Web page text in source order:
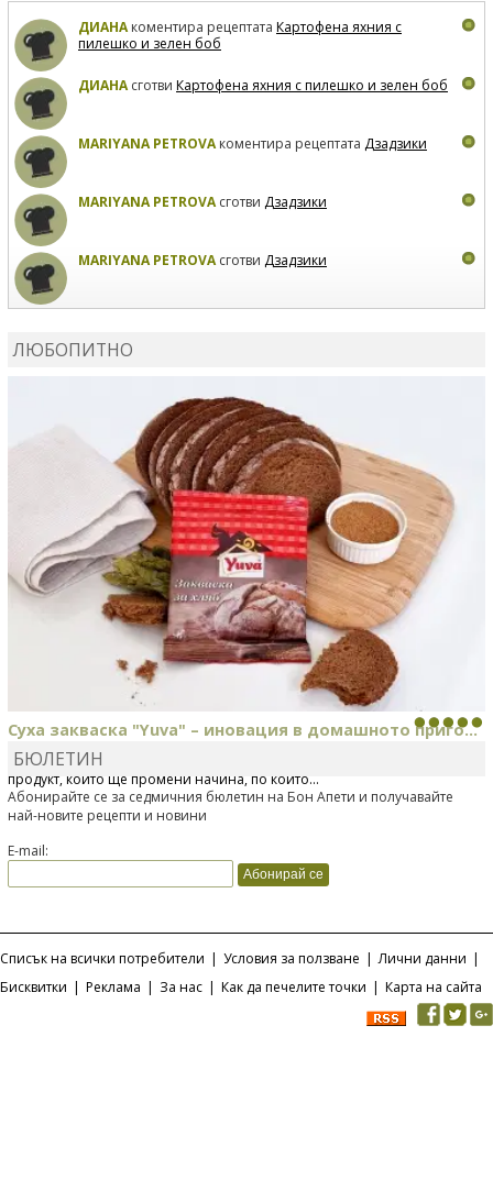
ДИАНАкоментира рецептата Картофена яхния с
пилешко и зелен боб
ДИАНАсготви Картофена яхния с пилешко и зелен боб
MARIYANA PETROVAкоментира рецептата Дзадзики
MARIYANA PETROVAсготви Дзадзики
MARIYANA PETROVAсготви Дзадзики
ЛЮБОПИТНО
Суха закваска "Yuva" – иновация в домашното приго...
Отскоро Лесафр България стартира предлагането на изцяло нов
продукт, който ще промени начина, по който...
БЮЛЕТИН
Абонирайте се за седмичния бюлетин на Бон Апети и получавайте
най-новите рецепти и новини
E-mail:
Списък на всички потребители | Условия за ползване | Лични данни |
Бисквитки | Реклама | За нас | Как да печелите точки | Карта на сайта